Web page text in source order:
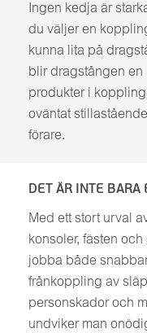
Ingen kedja är
du väljer en
kunna lita på
blir dragstången en
produkter i
oväntat
förare.
DET ÄR INTE BARA
Med ett stort urval
konsoler, fästen
jobba både
frånkoppling av
personskador och
undviker man